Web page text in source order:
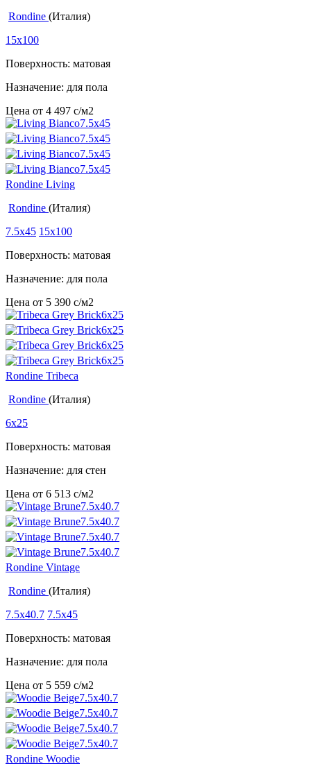
Rondine (Италия)
15x100
Поверхность: матовая
Назначение: для пола
Цена от 4 497 c/м2
Rondine Living
Rondine (Италия)
7.5x45 15x100
Поверхность: матовая
Назначение: для пола
Цена от 5 390 c/м2
Rondine Tribeca
Rondine (Италия)
6x25
Поверхность: матовая
Назначение: для стен
Цена от 6 513 c/м2
Rondine Vintage
Rondine (Италия)
7.5x40.7 7.5x45
Поверхность: матовая
Назначение: для пола
Цена от 5 559 c/м2
Rondine Woodie